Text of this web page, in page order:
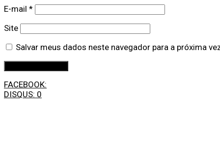
E-mail *
Site
Salvar meus dados neste navegador para a próxima
FACEBOOK:
DISQUS: 0